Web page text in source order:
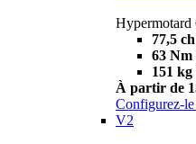
Hypermotard
77,5 ch
63 Nm
151 kg
À partir de
Configurez-le
V2